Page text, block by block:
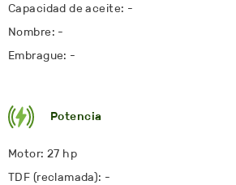
Capacidad de aceite: -
Nombre: -
Embrague: -
Potencia
Motor: 27 hp
TDF (reclamada): -